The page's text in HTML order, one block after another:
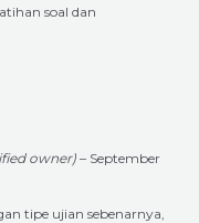
soal dan
owner)– September
tipe ujian sebenarnya,